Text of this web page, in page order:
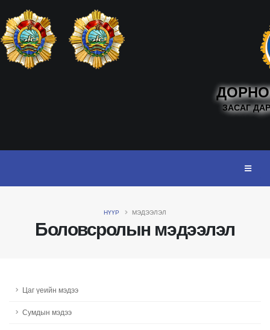
ЗАСАГ
Боловсролын мэдээлэл
НҮҮР МЭДЭЭЛЭЛ
Цаг үеийн мэдээ
Сумдын мэдээ